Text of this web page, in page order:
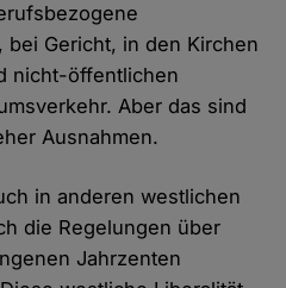
Gericht, in den Kirchen
nicht-öffentlichen
Aber das sind
Ausnahmen.
in anderen westlichen
die Regelungen über
Jahrzenten